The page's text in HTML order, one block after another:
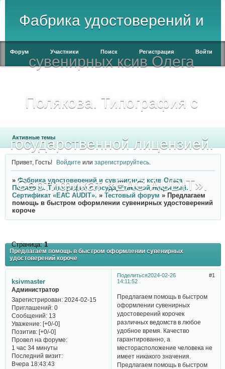
Фабрика удостоверений и
сувенирных ксив Олега
Полякова. Типография с
государственной лицензией.
Сертификат «ЕАС AUDIT».
Форум Участники Поиск Регистрация Войти
Активные темы
Привет, Гость! Войдите илизарегистрируйтесь
» Фабрика удостоверений и сувенирных ксив Олега
Полякова. Типография с государственной лицензией.
Сертификат «ЕАС AUDIT». » Тестовый форум » Предлагаем
помощь в быстром оформлении сувенирных удостоверений
короче
Предлагаем помощь в быстром оформлении сувенирных
удостоверений короче
Страница:1
Поделиться 1
2024-02-26
14:11:52
ksivmaster
Администратор
Зарегистрирован: 2024-02-15
Приглашений:0
Сообщений:13
Уважение: [+0/-0]
Позитив: [+0/-0]
Провел на форуме:
1 час 34 минуты
Последний визит:
Вчера 18:43:43
Предлагаем помощь в быстром
оформлении сувенирных
удостоверений корочек
различных ведомств в любое
удобное время. Качество
гарантированно, а
месторасположение человека не
имеет никакого значения.
Предлагаем помощь в быстром